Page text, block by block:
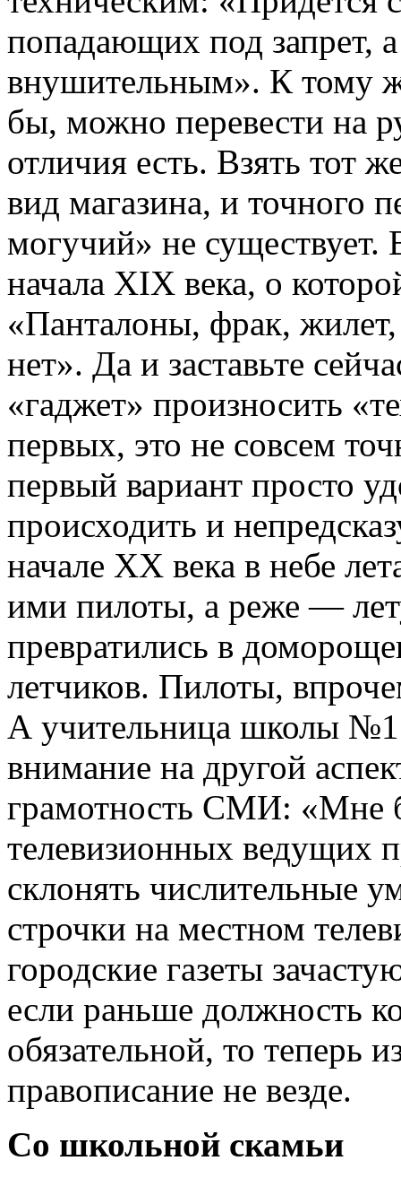
попадающих под запрет,
внушительным». К тому
бы, можно перевести на
отличия есть. Взять тот
вид магазина, и точного
могучий» не существует.
начала XIX века, о
«Панталоны, фрак, жилет,
нет». Да и заставьте
«гаджет» произносить
первых, это не совсем
первый вариант просто
происходить и
начале XX века в небе
ими пилоты, а реже —
превратились в
летчиков. Пилоты,
А учительница школы
внимание на другой
грамотность СМИ: «Мне
телевизионных ведущих
склонять числительные
строчки на местном
городские газеты
если раньше должность
обязательной, то теперь
правописание не везде.
Со школьной скамьи